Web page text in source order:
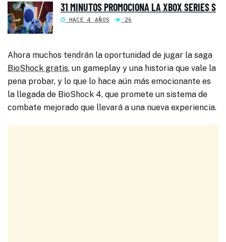
31 MINUTOS PROMOCIONA LA XBOX SERIES S
HACE 4 AÑOS 26
Ahora muchos tendrán la oportunidad de jugar la saga
BioShock gratis, un gameplay y una historia que vale la
pena probar, y lo que lo hace aún más emocionante es
la llegada de BioShock 4, que promete un sistema de
combate mejorado que llevará a una nueva experiencia.